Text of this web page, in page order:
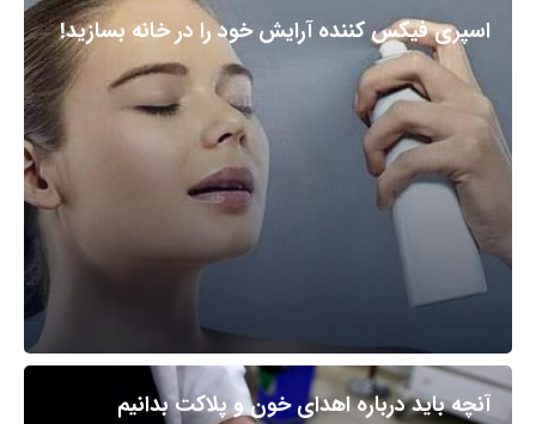
اسپری فیکس کننده آرایش خود را در خانه بسازید!
آنچه باید درباره اهدای خون و پلاکت بدانیم